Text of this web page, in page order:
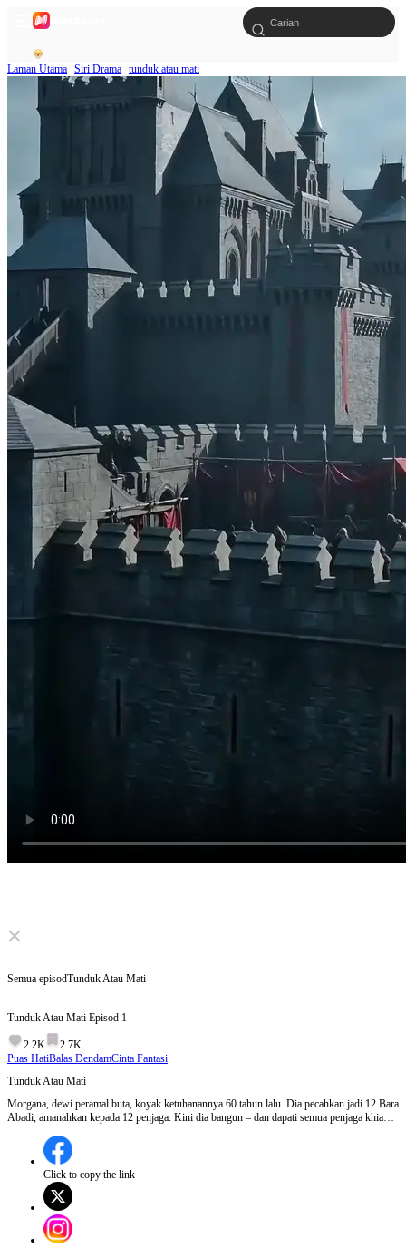
Laman Utama Siri Drama tunduk atau mati
Click to unmute
Semua episodTunduk Atau Mati
Tunduk Atau Mati Episod 1
2.2K
2.7K
Puas HatiBalas DendamCinta Fantasi
Tunduk Atau Mati
Morgana, dewi peramal buta, koyak ketuhanannya 60 tahun lalu. Dia pecahkan jadi 12 Bara
Abadi, amanahkan kepada 12 penjaga. Kini dia bangun – dan dapati semua penjaga khianat.
lambang. Satu demi satu, dia kutip semula Bara Abadi. Sebelum rampas, dia beri setiap
keluarga satu soalan terakhir – satu kebenaran terakhir.
Click to copy the link